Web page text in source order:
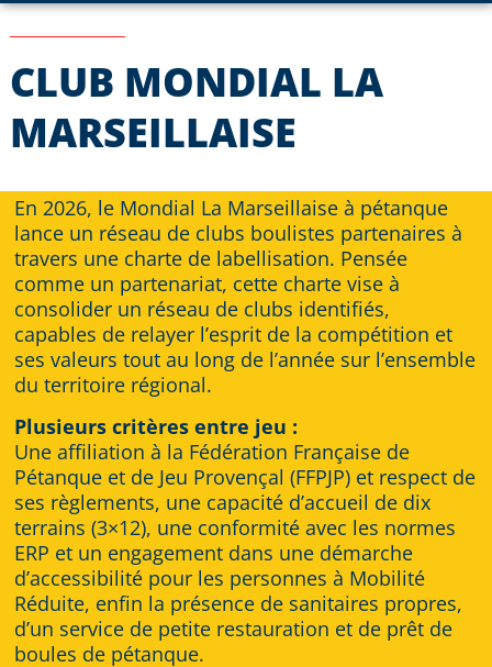
CLUB MONDIAL LA
MARSEILLAISE
En 2026, le Mondial La Marseillaise à pétanque
lance un réseau de clubs boulistes partenaires à
travers une charte de labellisation. Pensée
comme un partenariat, cette charte vise à
consolider un réseau de clubs identifiés,
capables de relayer l’esprit de la compétition et
ses valeurs tout au long de l’année sur l’ensemble
du territoire régional.
Plusieurs critères entre jeu :
Une affiliation à la Fédération Française de
Pétanque et de Jeu Provençal (FFPJP) et respect de
ses règlements, une capacité d’accueil de dix
terrains (3×12), une conformité avec les normes
ERP et un engagement dans une démarche
d’accessibilité pour les personnes à Mobilité
Réduite, enfin la présence de sanitaires propres,
d’un service de petite restauration et de prêt de
boules de pétanque.